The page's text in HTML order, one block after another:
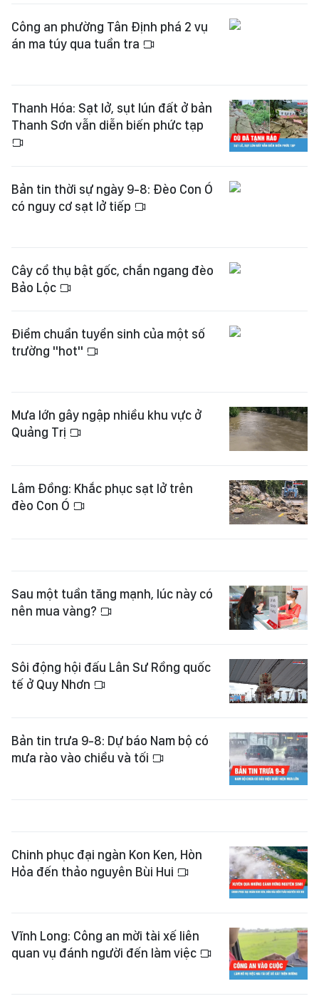
Công an phường Tân Định phá 2 vụ
án ma túy qua tuần tra
Thanh Hóa: Sạt lở, sụt lún đất ở bản
Thanh Sơn vẫn diễn biến phức tạp
Bản tin thời sự ngày 9-8: Đèo Con Ó
có nguy cơ sạt lở tiếp
Cây cổ thụ bật gốc, chắn ngang đèo
Bảo Lộc
Điểm chuẩn tuyển sinh của một số
trường "hot"
Mưa lớn gây ngập nhiều khu vực ở
Quảng Trị
Lâm Đồng: Khắc phục sạt lở trên
đèo Con Ó
Sau một tuần tăng mạnh, lúc này có
nên mua vàng?
Sôi động hội đấu Lân Sư Rồng quốc
tế ở Quy Nhơn
Bản tin trưa 9-8: Dự báo Nam bộ có
mưa rào vào chiều và tối
Chinh phục đại ngàn Kon Ken, Hòn
Hỏa đến thảo nguyên Bùi Hui
Vĩnh Long: Công an mời tài xế liên
quan vụ đánh người đến làm việc